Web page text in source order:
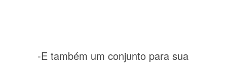
-E também um conjunto para sua